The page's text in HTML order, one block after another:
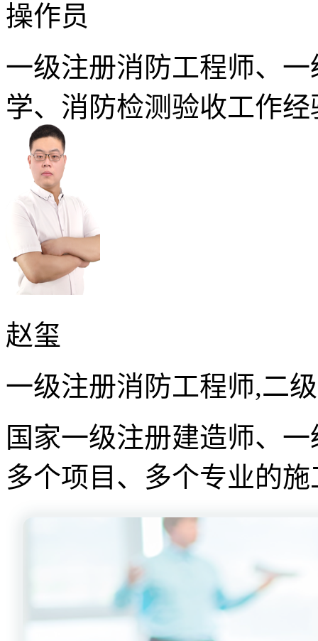
操作员
一级注册消防工程师、
学、消防检测验收工作
赵玺
一级注册消防工程师,二
国家一级注册建造师、
多个项目、多个专业的